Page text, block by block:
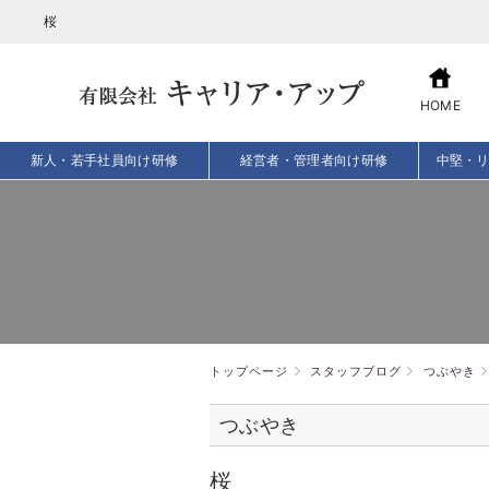
桜
HOME
新人・若手社員向け研修 経営者・管理者向け研修 中堅・
トップページ スタッフブログ つぶやき
つぶやき
桜